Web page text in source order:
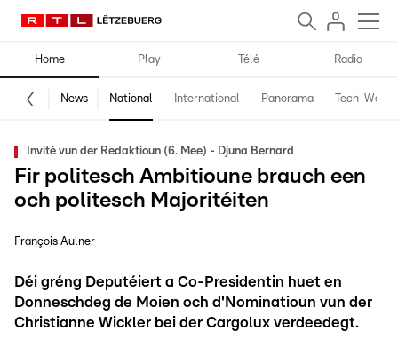
Home Play Télé Radio
News National International Panorama Tech-World
Invité vun der Redaktioun (6. Mee) - Djuna Bernard
Fir politesch Ambitioune brauch een
och politesch Majoritéiten
François Aulner
Déi gréng Deputéiert a Co-Presidentin huet en
Donneschdeg de Moien och d'Nominatioun vun der
Christianne Wickler bei der Cargolux verdeedegt.